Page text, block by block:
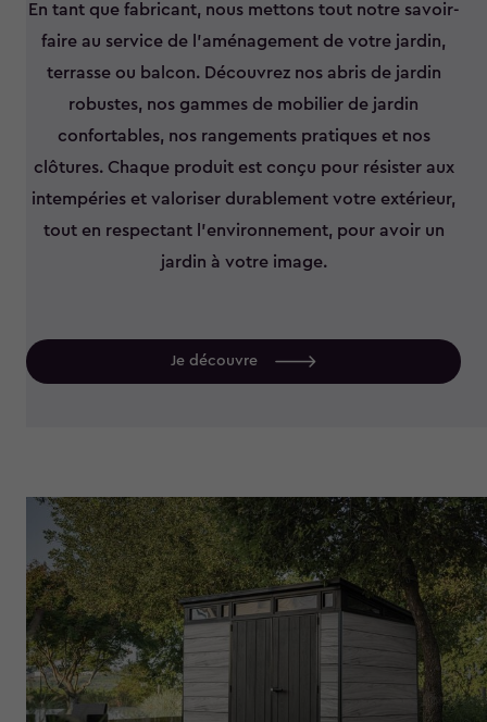
En tant que fabricant, nous mettons tout notre savoir-
faire au service de l’aménagement de votre jardin,
terrasse ou balcon. Découvrez nos abris de jardin
robustes, nos gammes de mobilier de jardin
confortables, nos rangements pratiques et nos
clôtures. Chaque produit est conçu pour résister aux
intempéries et valoriser durablement votre extérieur,
tout en respectant l’environnement, pour avoir un
jardin à votre image.
Je découvre